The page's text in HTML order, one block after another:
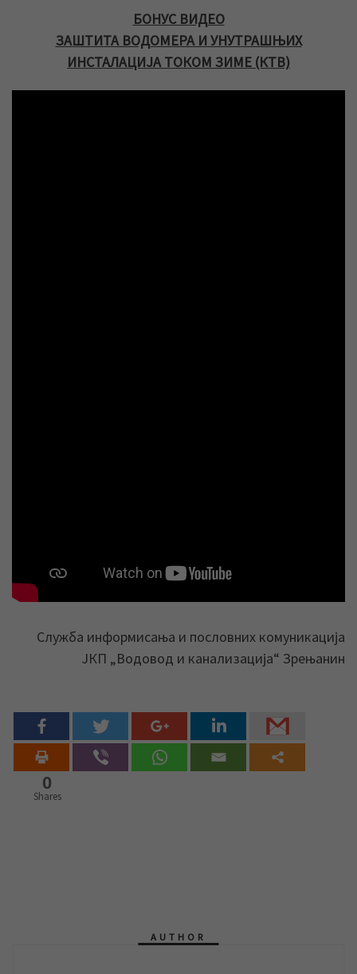
БОНУС ВИДЕО
ЗАШТИТА ВОДОМЕРА И УНУТРАШЊИХ
ИНСТАЛАЦИЈА ТОКОМ ЗИМЕ (КТВ)
Служба информисања и пословних комуникација
ЈКП „Водовод и канализација“ Зрењанин
0
Shares
AUTHOR